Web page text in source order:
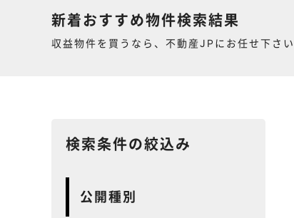
新着おすすめ物件検索結果
収益物件を買うなら、不動産JPにお任せ下さ
検索条件の絞込み
公開種別